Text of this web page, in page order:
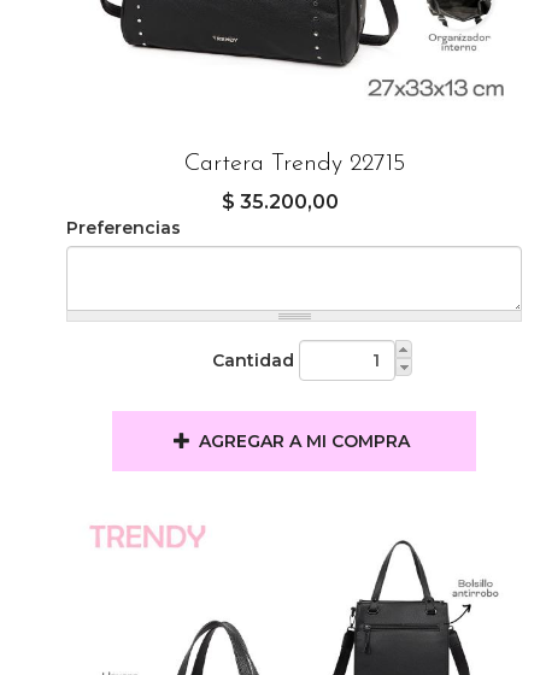
Cartera Trendy 22715
$ 35.200,00
Preferencias
Cantidad
AGREGAR A MI COMPRA